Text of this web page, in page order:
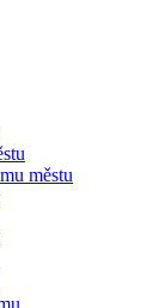
městu